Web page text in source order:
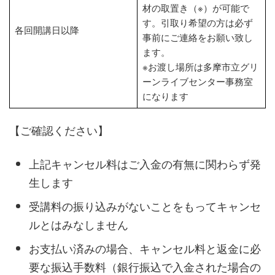
各回開講日以降
材の取置き（※）が可能で
す。引取り希望の方は必ず
事前にご連絡をお願い致し
ます。
※お渡し場所は多摩市立グリ
ーンライブセンター事務室
になります
【ご確認ください】
上記キャンセル料はご入金の有無に関わらず発
生します
受講料の振り込みがないことをもってキャンセ
ルとはみなしません
お支払い済みの場合、キャンセル料と返金に必
要な振込手数料（銀行振込で入金された場合の